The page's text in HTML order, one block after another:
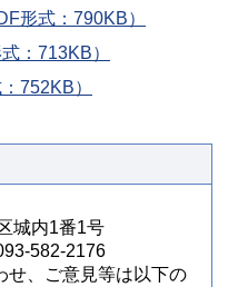
形式：790KB）
：713KB）
752KB）
城内1番1号
582-2176
せ、ご意見等は以下の